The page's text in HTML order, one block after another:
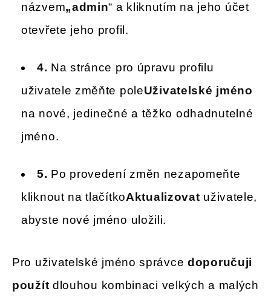
názvem„admin“ a kliknutím na jeho účet
otevřete jeho profil.
4. Na stránce pro úpravu profilu
uživatele změňte poleUživatelské jméno
na nové, jedinečné a těžko odhadnutelné
jméno.
5. Po provedení změn nezapomeňte
kliknout na tlačítkoAktualizovat uživatele,
abyste nové jméno uložili.
Pro uživatelské jméno správce doporučuji
použít dlouhou kombinaci velkých a malých